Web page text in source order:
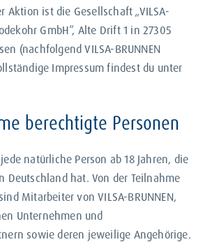
Aktion ist die Gesellschaft „VILSA-
GmbH“, Alte Drift 1 in 27305
(nachfolgend VILSA-BRUNNEN
Impressum findest du unter
berechtigte Personen
natürliche Person ab 18 Jahren, die
Deutschland hat. Von der Teilnahme
Mitarbeiter von VILSA-BRUNNEN,
Unternehmen und
sowie deren jeweilige Angehörige.